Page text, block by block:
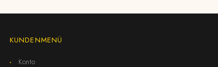
KUNDENMENÜ
Konto